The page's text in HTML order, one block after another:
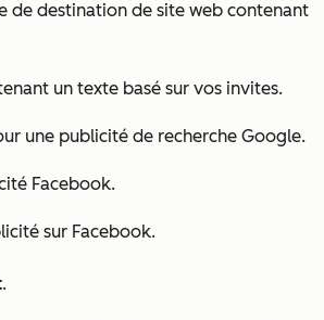
de destination de site web contenant
un texte basé sur vos invites.
une publicité de recherche Google.
Facebook.
sur Facebook.
.